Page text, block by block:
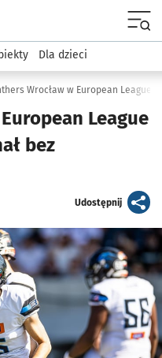
Sport i rekreacja
Dla dzieci
Wrocław w European League
League
bez
Udostępnijartykuł